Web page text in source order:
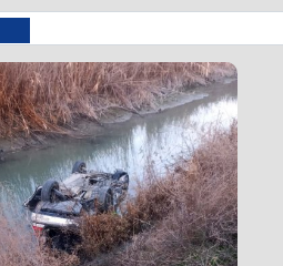
təxribat
rəsmi informasiya agentliklərində yayılıb.
radarlar 800 kilometrədək radiusda fəaliyyət
göstərə biləcək.
Ermənistan, Rusiya və Türkiyə səmalarını
Ermənistan, şərqi Türkiyə,
qərbi Qazaxıstan və bütün Xəzər dənizi
İran hava hücumundan müdafiə sistemlərinin
altında olacaq.
km-dən çox yüksəklikdə hədəfləri aşkar edə,
və qanadlı raketlər kimi aşağı radiolokasiya
hədəfləri müəyyən edə bilir.
Ərdəbil şəhəri yaxınlığında quraşdırılmasını
qarşı təxribat kimi qiymətləndirir.